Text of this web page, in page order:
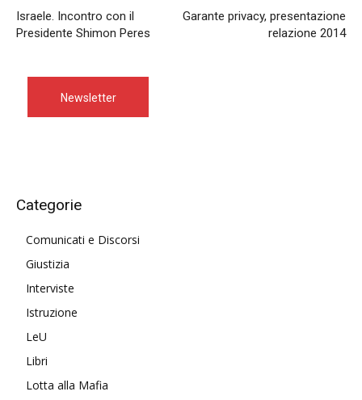
Israele. Incontro con il
Presidente Shimon Peres
Garante privacy, presentazione
relazione 2014
Newsletter
Categorie
Comunicati e Discorsi
Giustizia
Interviste
Istruzione
LeU
Libri
Lotta alla Mafia